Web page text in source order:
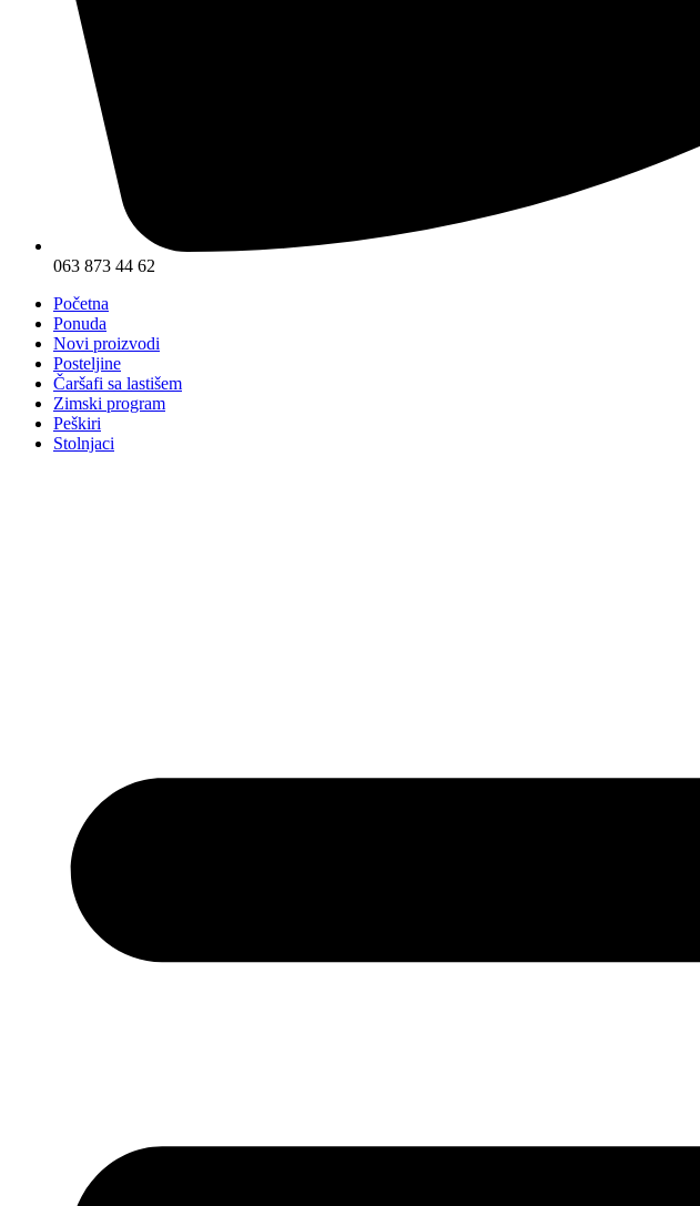
063 873 44 62
Početna
Ponuda
Novi proizvodi
Posteljine
Čaršafi sa lastišem
Zimski program
Peškiri
Stolnjaci